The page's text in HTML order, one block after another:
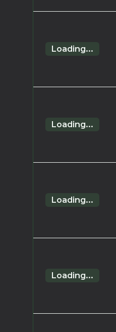
Loading...
Loading...
Loading...
Loading...